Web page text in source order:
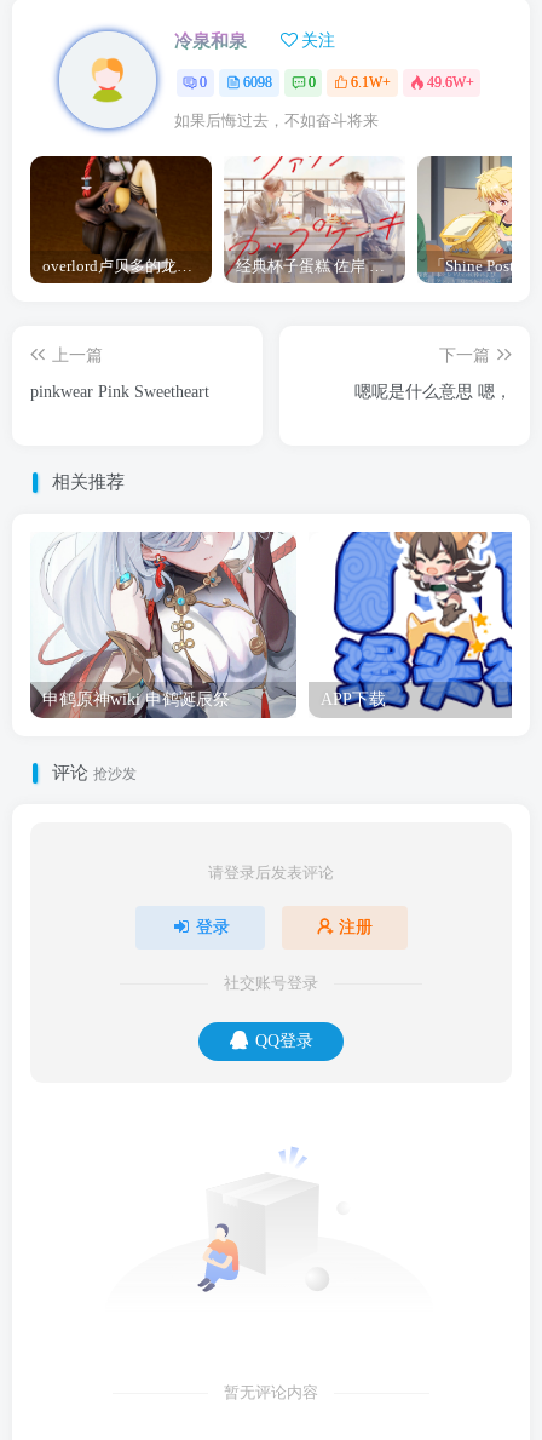
冷泉和泉 关注
0 6098 0 6.1W+ 49.6W+
如果后悔过去，不如奋斗将来
overlord卢贝多的龙王谁厉害 「Overlord」露普斯蕾琪娜·贝塔手办开订 经典杯子蛋糕 佐岸 漫画「经典杯子蛋糕」宣布真人日剧化
上一篇
pinkwear Pink Sweetheart
下一篇
嗯呢是什么意思 嗯，
相关推荐
申鹤原神wiki 申鹤诞辰祭 APP下载
评论 抢沙发
请登录后发表评论
登录 注册
社交账号登录
QQ登录
暂无评论内容